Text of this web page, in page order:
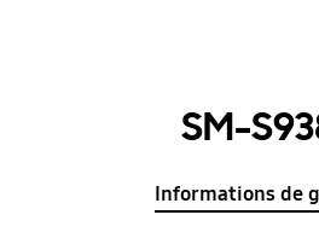
SM-
Informations de